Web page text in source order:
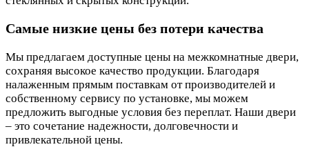
Самые низкие цены без потери качества
Мы предлагаем доступные цены на межкомнатные двери,
сохраняя высокое качество продукции. Благодаря
налаженным прямым поставкам от производителей и
собственному сервису по установке, мы можем
предложить выгодные условия без переплат. Наши двери
– это сочетание надежности, долговечности и
привлекательной цены.